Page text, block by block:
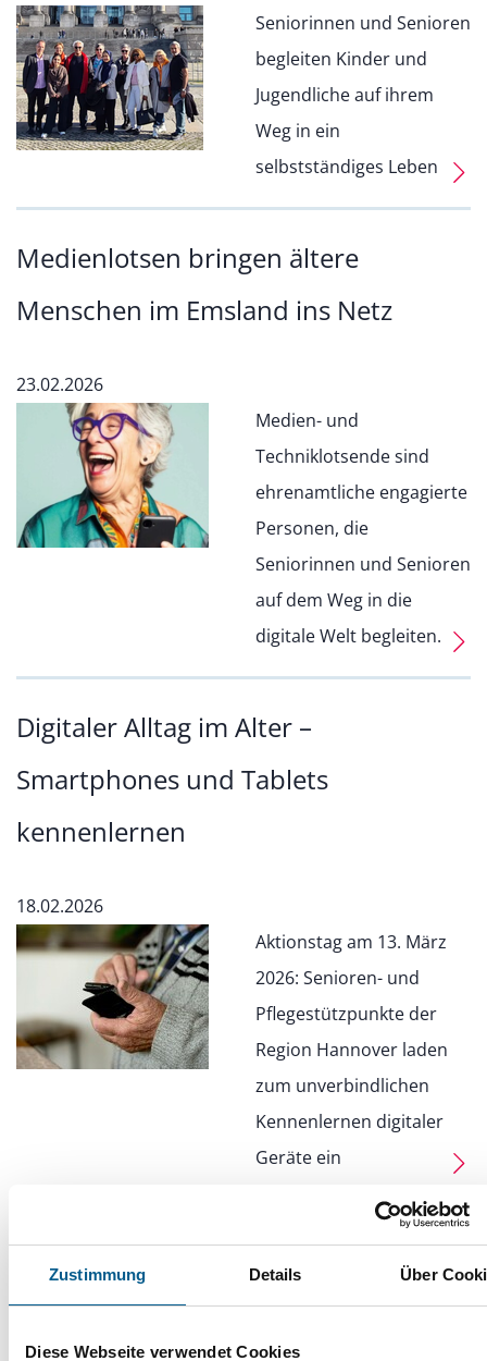
Zustimmung Details Über
Diese Webseite verwendet Cookies
Seniorinnen und Senioren
begleiten Kinder und
Jugendliche auf ihrem
Weg in ein
selbstständiges Leben
Medienlotsen bringen ältere
Menschen im Emsland ins Netz
23.02.2026
Medien- und
Techniklotsende sind
ehrenamtliche engagierte
Personen, die
Seniorinnen und Senioren
auf dem Weg in die
digitale Welt begleiten.
Digitaler Alltag im Alter –
Smartphones und Tablets
kennenlernen
18.02.2026
Aktionstag am 13. März
2026: Senioren- und
Pflegestützpunkte der
Region Hannover laden
zum unverbindlichen
Kennenlernen digitaler
Geräte ein
Seniorenbeirat Sehnde lädt zu
Besuch im NDR-Landesfunkhaus ein